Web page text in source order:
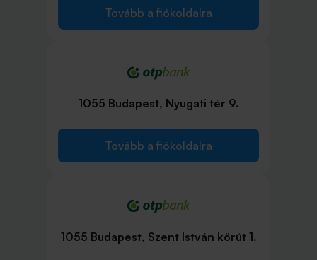
Tovább a fiókoldalra
1055 Budapest, Nyugati tér 9.
Tovább a fiókoldalra
1055 Budapest, Szent István körút 1.